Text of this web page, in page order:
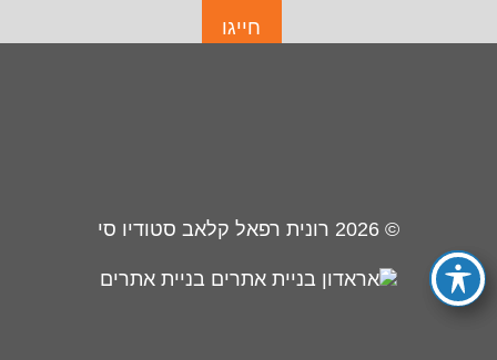
חייגו
© 2026 רונית רפאל קלאב סטודיו סי
בניית אתרים